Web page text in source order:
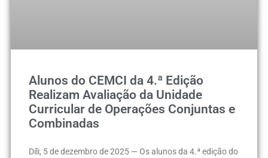
Alunos do CEMCI da 4.ª Edição
Realizam Avaliação da Unidade
Curricular de Operações Conjuntas e
Combinadas
Díli, 5 de dezembro de 2025 — Os alunos da 4.ª edição do